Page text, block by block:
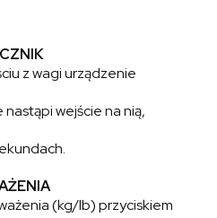
z wagi urządzenie
nastąpi wejście na nią,
(kg/lb) przyciskiem